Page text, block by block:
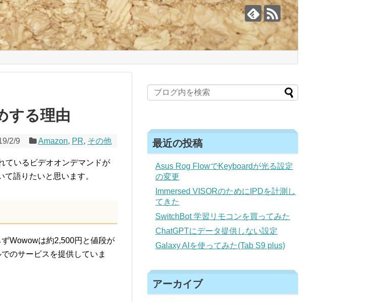
する理由
2/9 Amazon, PR, その他
ているビデオオンデマンドが
語りたいと思います。
Wowowは約2,500円と値段が
のサービスを提供していま
最近の投稿
Asus Rog FlowでKeyboardが光る設定
の変更
Immersed VISORのためにIPDを計測し
てきた
SwitchBot 学習リモコンを買ってみた
ChatGPTにデータ提供しない設定
Galaxy AIを使ってみた(Tab S9 plus)
アーカイブ